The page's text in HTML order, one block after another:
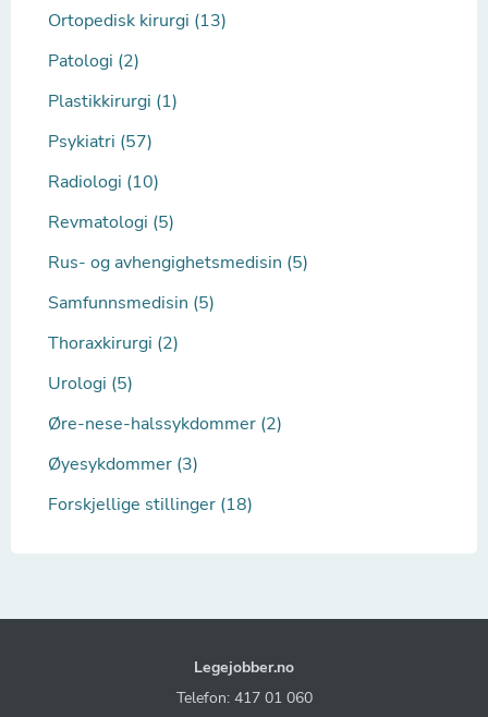
Ortopedisk kirurgi (13)
Patologi (2)
Plastikkirurgi (1)
Psykiatri (57)
Radiologi (10)
Revmatologi (5)
Rus- og avhengighetsmedisin (5)
Samfunnsmedisin (5)
Thoraxkirurgi (2)
Urologi (5)
Øre-nese-halssykdommer (2)
Øyesykdommer (3)
Forskjellige stillinger (18)
Legejobber.no
Telefon: 417 01 060